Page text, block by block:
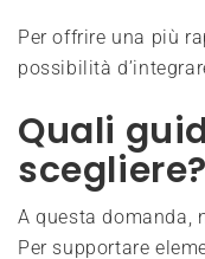
Per offrire una più
possibilità
Quali
scegliere?
A questa domanda,
Per supportare